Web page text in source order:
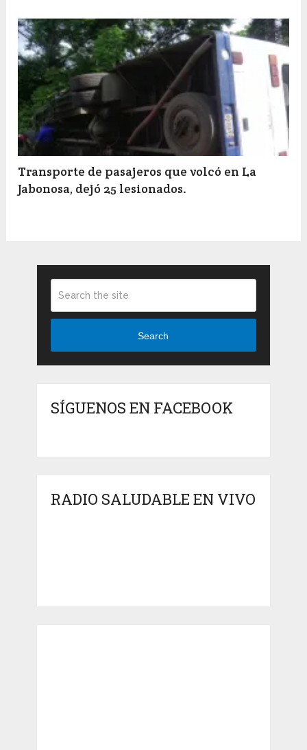
Transporte de pasajeros que volcó en La
Jabonosa, dejó 25 lesionados.
Search
SÍGUENOS EN FACEBOOK
RADIO SALUDABLE EN VIVO